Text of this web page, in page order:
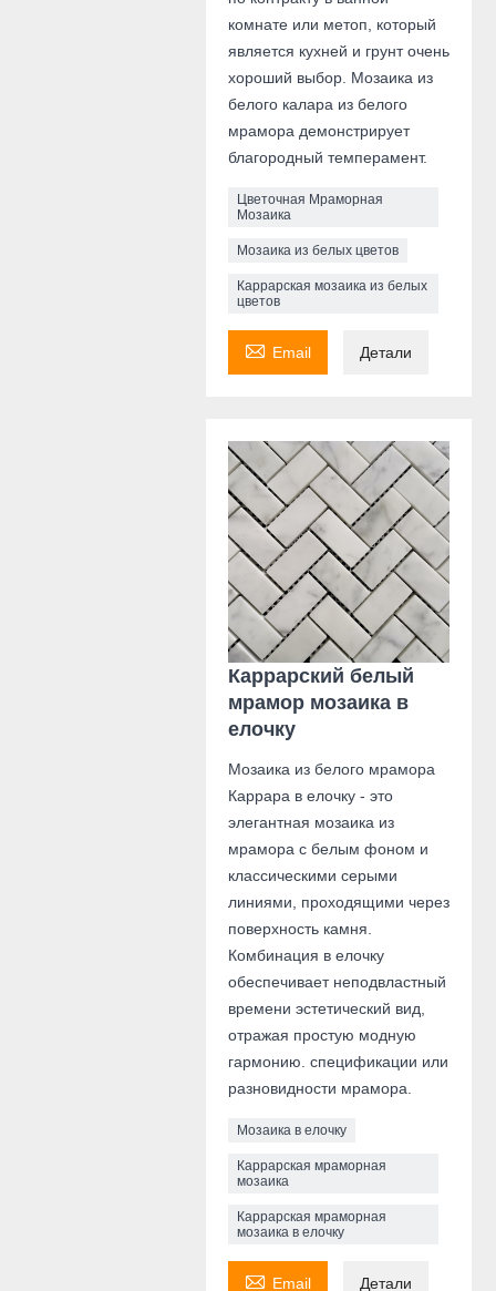
комнате или метоп, который
является кухней и грунт очень
хороший выбор. Мозаика из
белого калара из белого
мрамора демонстрирует
благородный темперамент.
Цветочная Мраморная
Мозаика
Мозаика из белых цветов
Каррарская мозаика из белых
цветов
 Email Детали
Каррарский белый
мрамор мозаика в
елочку
Мозаика из белого мрамора
Каррара в елочку - это
элегантная мозаика из
мрамора с белым фоном и
классическими серыми
линиями, проходящими через
поверхность камня.
Комбинация в елочку
обеспечивает неподвластный
времени эстетический вид,
отражая простую модную
гармонию. спецификации или
разновидности мрамора.
Мозаика в елочку
Каррарская мраморная
мозаика
Каррарская мраморная
мозаика в елочку
 Email Детали